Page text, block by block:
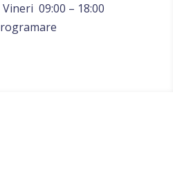
09:00 – 18:00